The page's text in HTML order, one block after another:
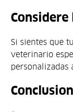
Considere
Si sientes que
veterinario
personalizadas